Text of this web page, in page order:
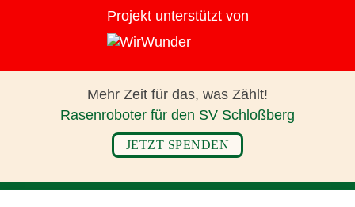
Projekt unterstützt von
Mehr Zeit für das, was Zählt!
Rasenroboter für den SV Schloßberg
JETZT SPENDEN